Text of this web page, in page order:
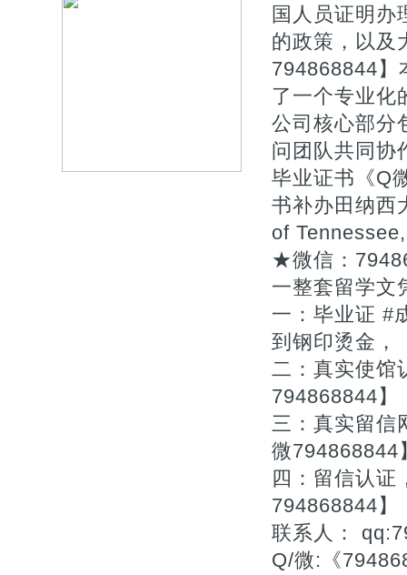
国人员证明办
的政策，以及
794868844】
了一个专业化
公司核心部分
问团队共同协
毕业证书《Q
书补办田纳西
of
★微信：
一整套留学文
一：毕业证 #
到钢印烫金，
二：真实使馆
794868844】
三：真实留信
微794868844
四：留信认证
794868844】
联系人：
Q/微:《